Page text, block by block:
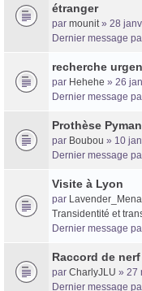
étranger
par mounit» 28
Dernier message
recherche
par Hehehe » 26
Dernier message
Prothèse
par Boubou » 10
Dernier message
Visite à Lyon
par
Transidentité et
Dernier message
Raccord de
par CharlyJLU » 27
Dernier message